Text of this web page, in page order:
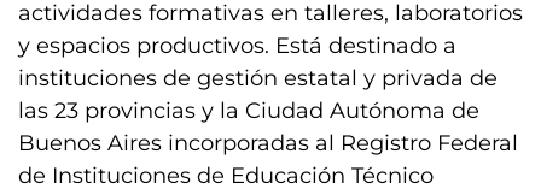
actividades formativas en talleres, laboratorios
y espacios productivos. Está destinado a
instituciones de gestión estatal y privada de
las 23 provincias y la Ciudad Autónoma de
Buenos Aires incorporadas al Registro Federal
de Instituciones de Educación Técnico